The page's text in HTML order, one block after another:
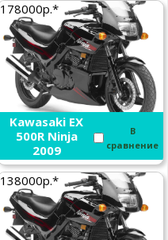
178000р.*
Kawasaki EX
500R Ninja
2009
В
сравнение
138000р.*